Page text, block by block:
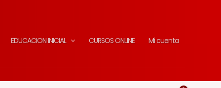
EDUCACION INICIAL CURSOS ONLINE Mi cuenta